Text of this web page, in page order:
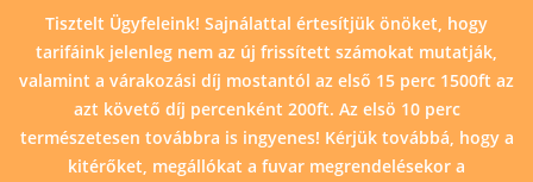
Tisztelt Ügyfeleink! Sajnálattal értesítjük önöket, hogy
tarifáink jelenleg nem az új frissített számokat mutatják,
valamint a várakozási díj mostantól az első 15 perc 1500ft az
azt követő díj percenként 200ft. Az elsö 10 perc
természetesen továbbra is ingyenes! Kérjük továbbá, hogy a
kitérőket, megállókat a fuvar megrendelésekor a